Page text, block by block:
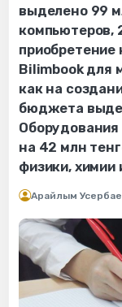
выделено 99
компьютеров,
Bilimbook для
как на
бюджета
Оборудования
на 42 млн
физики, химии
Арайлым